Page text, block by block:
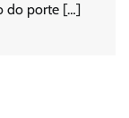
do porte […]